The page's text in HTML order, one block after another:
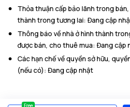
Thỏa thuận cấp bảo lãnh trong
thành trong tương lai: Đang cập
Thông báo về nhà ở hình thành
được bán, cho thuê mua: Đang cập
Các hạn chế về quyền sở hữu,
(nếu có): Đang cập nhật
Free